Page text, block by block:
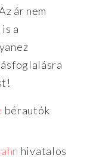
ár nem
a
bérautók
hivatalos